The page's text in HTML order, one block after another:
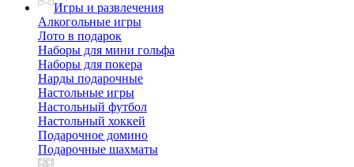
Игры и развлечения
Алкогольные игры
Лото в подарок
Наборы для мини гольфа
Наборы для покера
Нарды подарочные
Настольные игры
Настольный футбол
Настольный хоккей
Подарочное домино
Подарочные шахматы